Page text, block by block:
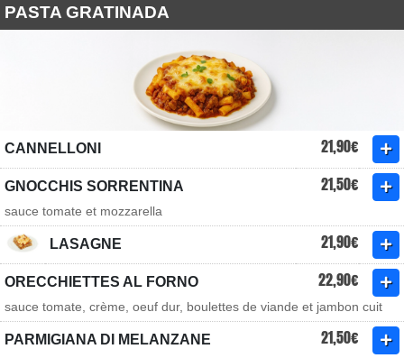
PASTA GRATINADA
CANNELLONI 21,90€
GNOCCHIS SORRENTINA 21,50€
sauce tomate et mozzarella
LASAGNE 21,90€
ORECCHIETTES AL FORNO 22,90€
sauce tomate, crème, oeuf dur, boulettes de viande et jambon cuit
PARMIGIANA DI MELANZANE 21,50€